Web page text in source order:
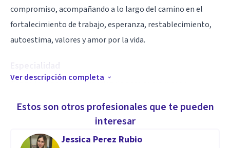
compromiso, acompañando a lo largo del camino en el
fortalecimiento de trabajo, esperanza, restablecimiento,
autoestima, valores y amor por la vida.
Especialidad
Tengo la capacidad y experiencia para comprender,
muchos puntos de vista. Soy tolerante, honesta, creativa,
familia. Respeto todo ser humano sin importar raza,
Ver descripción completa
Estos son otros profesionales que te pueden
interesar
Jessica Perez Rubio